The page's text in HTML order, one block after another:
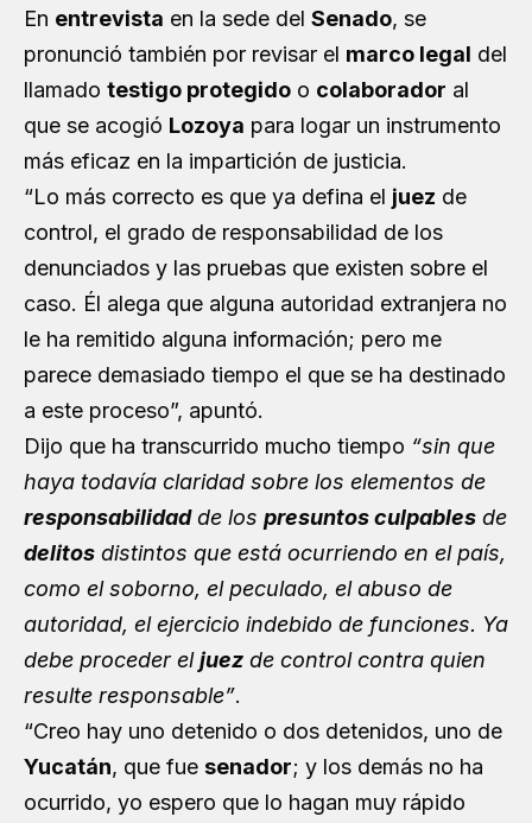
En entrevista en la sede del Senado, se
pronunció también por revisar el marco legal del
llamado testigo protegido o colaborador al
que se acogió Lozoya para logar un instrumento
más eficaz en la impartición de justicia.
“Lo más correcto es que ya defina el juez de
control, el grado de responsabilidad de los
denunciados y las pruebas que existen sobre el
caso. Él alega que alguna autoridad extranjera no
le ha remitido alguna información; pero me
parece demasiado tiempo el que se ha destinado
a este proceso”, apuntó.
Dijo que ha transcurrido mucho tiempo “sin que
haya todavía claridad sobre los elementos de
responsabilidadde los presuntos culpables de
delitos distintos que está ocurriendo en el país,
como el soborno, el peculado, el abuso de
autoridad, el ejercicio indebido de funciones. Ya
debe proceder eljuez de control contra quien
resulte responsable”.
“Creo hay uno detenido o dos detenidos, uno de
Yucatán, que fue senador; y los demás no ha
ocurrido, yo espero que lo hagan muy rápido